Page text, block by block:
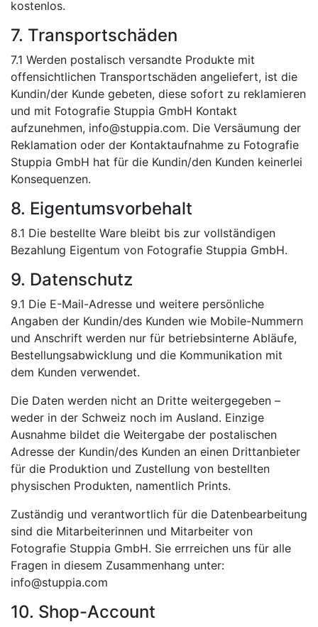
kostenlos.
7. Transportschäden
7.1 Werden postalisch versandte Produkte mit
offensichtlichen Transportschäden angeliefert, ist die
Kundin/der Kunde gebeten, diese sofort zu reklamieren
und mit Fotografie Stuppia GmbH Kontakt
aufzunehmen, info@stuppia.com. Die Versäumung der
Reklamation oder der Kontaktaufnahme zu Fotografie
Stuppia GmbH hat für die Kundin/den Kunden keinerlei
Konsequenzen.
8. Eigentumsvorbehalt
8.1 Die bestellte Ware bleibt bis zur vollständigen
Bezahlung Eigentum von Fotografie Stuppia GmbH.
9. Datenschutz
9.1 Die E-Mail-Adresse und weitere persönliche
Angaben der Kundin/des Kunden wie Mobile-Nummern
und Anschrift werden nur für betriebsinterne Abläufe,
Bestellungsabwicklung und die Kommunikation mit
dem Kunden verwendet.
Die Daten werden nicht an Dritte weitergegeben –
weder in der Schweiz noch im Ausland. Einzige
Ausnahme bildet die Weitergabe der postalischen
Adresse der Kundin/des Kunden an einen Drittanbieter
für die Produktion und Zustellung von bestellten
physischen Produkten, namentlich Prints.
Zuständig und verantwortlich für die Datenbearbeitung
sind die Mitarbeiterinnen und Mitarbeiter von
Fotografie Stuppia GmbH. Sie errreichen uns für alle
Fragen in diesem Zusammenhang unter:
info@stuppia.com
10. Shop-Account